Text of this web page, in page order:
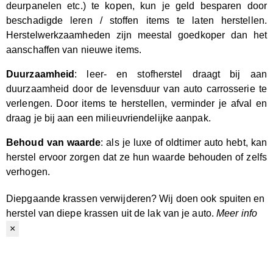
deurpanelen etc.) te kopen, kun je geld besparen door
beschadigde leren / stoffen items te laten herstellen.
Herstelwerkzaamheden zijn meestal goedkoper dan het
aanschaffen van nieuwe items.
Duurzaamheid : leer- en stofherstel draagt bij aan
duurzaamheid door de levensduur van auto carrosserie te
verlengen. Door items te herstellen, verminder je afval en
draag je bij aan een milieuvriendelijke aanpak.
Behoud van waarde: als je luxe of oldtimer auto hebt, kan
herstel ervoor zorgen dat ze hun waarde behouden of zelfs
verhogen.
Diepgaande krassen verwijderen? Wij doen ook spuiten en
herstel van diepe krassen uit de lak van je auto.Meer info
×